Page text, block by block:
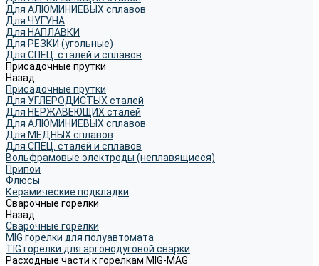
Для АЛЮМИНИЕВЫХ сплавов
Для ЧУГУНА
Для НАПЛАВКИ
Для РЕЗКИ (угольные)
Для СПЕЦ. сталей и сплавов
Присадочные прутки
Назад
Присадочные прутки
Для УГЛЕРОДИСТЫХ сталей
Для НЕРЖАВЕЮЩИХ сталей
Для АЛЮМИНИЕВЫХ сплавов
Для МЕДНЫХ сплавов
Для СПЕЦ. сталей и сплавов
Вольфрамовые электроды (неплавящиеся)
Припои
Флюсы
Керамические подкладки
Сварочные горелки
Назад
Сварочные горелки
MIG горелки для полуавтомата
TIG горелки для аргонодуговой сварки
Расходные части к горелкам MIG-MAG